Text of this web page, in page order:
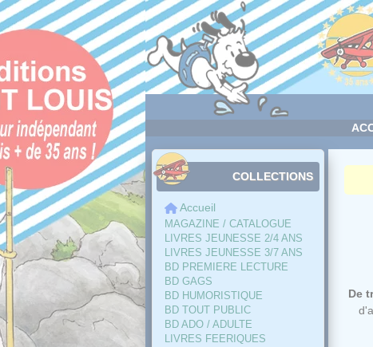
COLLECTIONS
Accueil
MAGAZINE / CATALOGUE
LIVRES JEUNESSE 2/4 ANS
LIVRES JEUNESSE 3/7 ANS
BD PREMIERE LECTURE
BD GAGS
BD HUMORISTIQUE
BD TOUT PUBLIC
BD ADO / ADULTE
LIVRES FEERIQUES
De
Panneau de gestion des cookies